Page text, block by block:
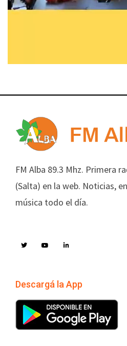
FM Alba 89.3 Mhz. Primera
(Salta) en la web. Noticias,
música todo el día.
Descargá la App